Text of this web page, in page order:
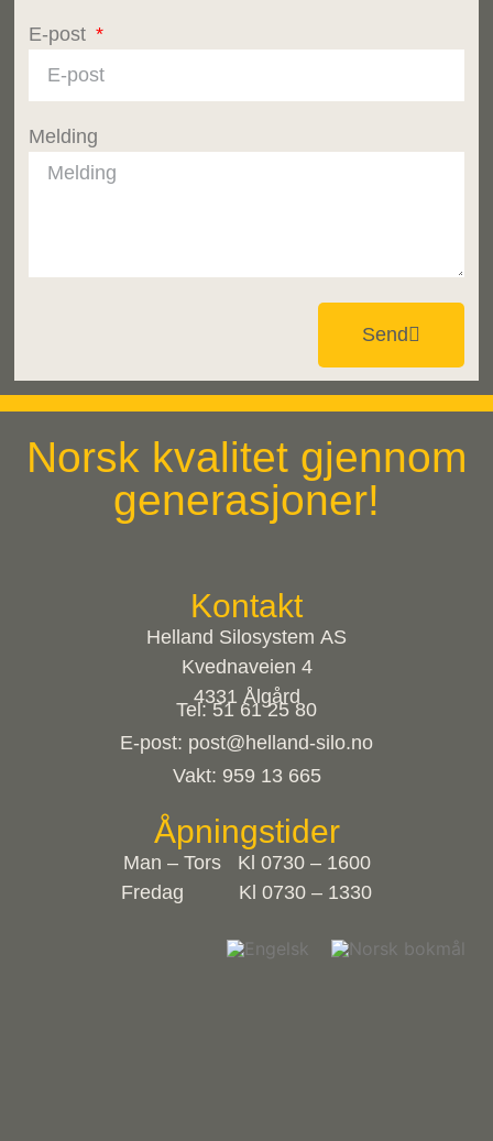
E-post
Melding
Send
Norsk kvalitet gjennom
generasjoner!
Kontakt
Helland Silosystem AS
Kvednaveien 4
4331 Ålgård
Tel: 51 61 25 80
E-post: post@helland-silo.no
Vakt: 959 13 665
Åpningstider
Man – Tors Kl 0730 – 1600
Fredag Kl 0730 – 1330